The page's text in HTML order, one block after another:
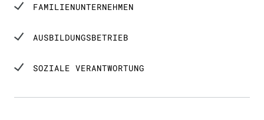
FAMILIENUNTERNEHMEN
AUSBILDUNGSBETRIEB
SOZIALE VERANTWORTUNG